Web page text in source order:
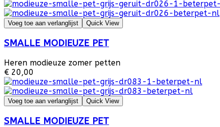
Voeg toe aan verlanglijst Quick View
SMALLE MODIEUZE PET
Heren modieuze zomer petten
€ 20,00
Voeg toe aan verlanglijst Quick View
SMALLE MODIEUZE PET